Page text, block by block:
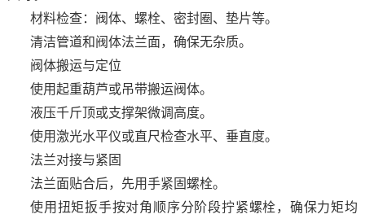
材料检查：阀体、螺栓、密封圈、垫片等。
清洁管道和阀体法兰面，确保无杂质。
阀体搬运与定位
使用起重葫芦或吊带搬运阀体。
液压千斤顶或支撑架微调高度。
使用激光水平仪或直尺检查水平、垂直度。
法兰对接与紧固
法兰面贴合后，先用手紧固螺栓。
使用扭矩扳手按对角顺序分阶段拧紧螺栓，确保力矩均